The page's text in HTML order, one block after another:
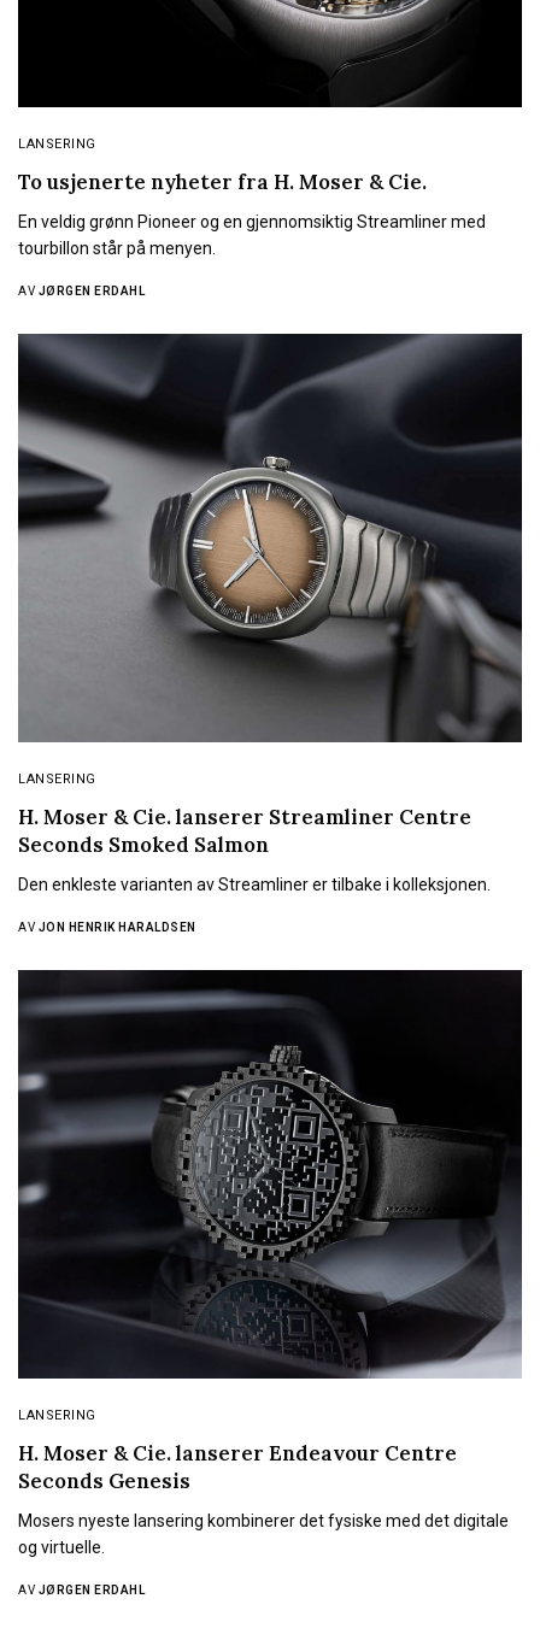
LANSERING
To usjenerte nyheter fra H. Moser & Cie.
En veldig grønn Pioneer og en gjennomsiktig Streamliner med
tourbillon står på menyen.
AV JØRGEN ERDAHL
LANSERING
H. Moser & Cie. lanserer Streamliner Centre
Seconds Smoked Salmon
Den enkleste varianten av Streamliner er tilbake i kolleksjonen.
AV JON HENRIK HARALDSEN
LANSERING
H. Moser & Cie. lanserer Endeavour Centre
Seconds Genesis
Mosers nyeste lansering kombinerer det fysiske med det digitale
og virtuelle.
AV JØRGEN ERDAHL